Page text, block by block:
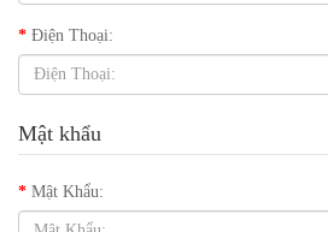
Điện Thoại:
Mật khẩu
Mật Khẩu: